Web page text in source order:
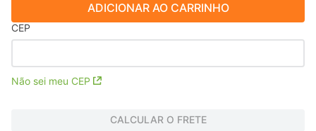
ADICIONAR AO CARRINHO
CEP
Não sei meu CEP
CALCULAR O FRETE